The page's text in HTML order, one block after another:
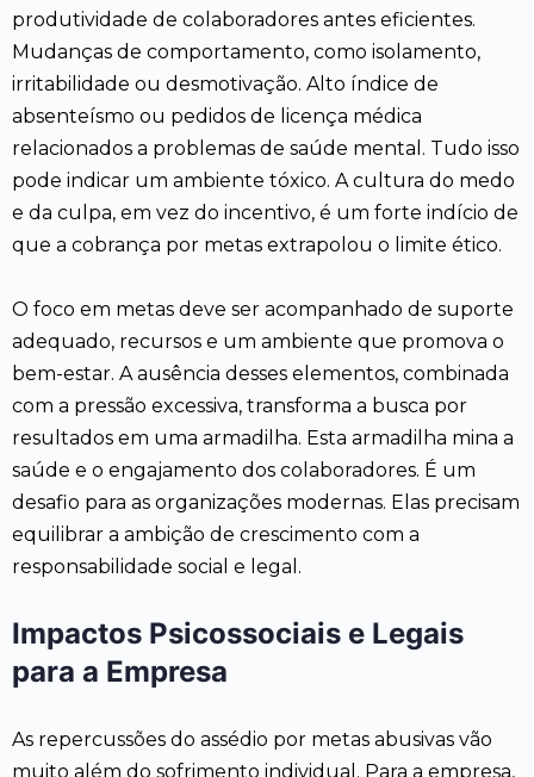
produtividade de colaboradores antes eficientes.
Mudanças de comportamento, como isolamento,
irritabilidade ou desmotivação. Alto índice de
absenteísmo ou pedidos de licença médica
relacionados a problemas de saúde mental. Tudo isso
pode indicar um ambiente tóxico. A cultura do medo
e da culpa, em vez do incentivo, é um forte indício de
que a cobrança por metas extrapolou o limite ético.
O foco em metas deve ser acompanhado de suporte
adequado, recursos e um ambiente que promova o
bem-estar. A ausência desses elementos, combinada
com a pressão excessiva, transforma a busca por
resultados em uma armadilha. Esta armadilha mina a
saúde e o engajamento dos colaboradores. É um
desafio para as organizações modernas. Elas precisam
equilibrar a ambição de crescimento com a
responsabilidade social e legal.
Impactos Psicossociais e Legais
para a Empresa
As repercussões do assédio por metas abusivas vão
muito além do sofrimento individual. Para a empresa,